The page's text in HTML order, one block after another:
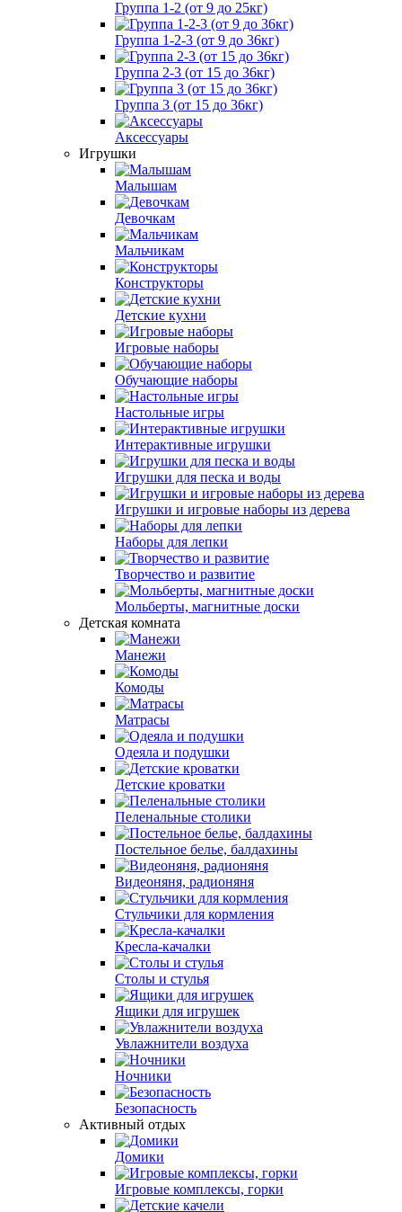
Группа 1-2 (от 9 до 25кг)
Группа 1-2-3 (от 9 до 36кг)
Группа 2-3 (от 15 до 36кг)
Группа 3 (от 15 до 36кг)
Аксессуары
Игрушки
Малышам
Девочкам
Мальчикам
Конструкторы
Детские кухни
Игровые наборы
Обучающие наборы
Настольные игры
Интерактивные игрушки
Игрушки для песка и воды
Игрушки и игровые наборы из дерева
Наборы для лепки
Творчество и развитие
Мольберты, магнитные доски
Детская комната
Манежи
Комоды
Матрасы
Одеяла и подушки
Детские кроватки
Пеленальные столики
Постельное белье, балдахины
Видеоняня, радионяня
Стульчики для кормления
Кресла-качалки
Столы и стулья
Ящики для игрушек
Увлажнители воздуха
Ночники
Безопасность
Активный отдых
Домики
Игровые комплексы, горки